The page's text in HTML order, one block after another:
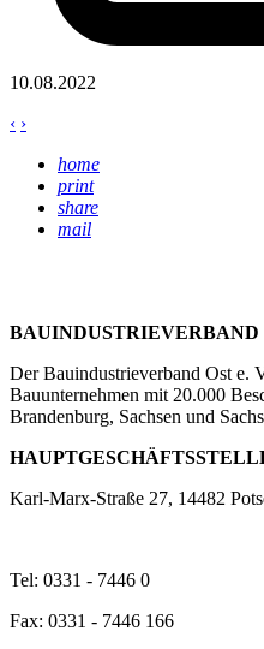
10.08.2022
‹ ›
home
print
share
mail
BAUINDUSTRIEVERBAND
Der Bauindustrieverband Ost e.
Bauunternehmen mit 20.000
Brandenburg, Sachsen und
Karl-Marx-Straße 27, 14482
Tel: 0331 - 7446 0
Fax: 0331 - 7446 166